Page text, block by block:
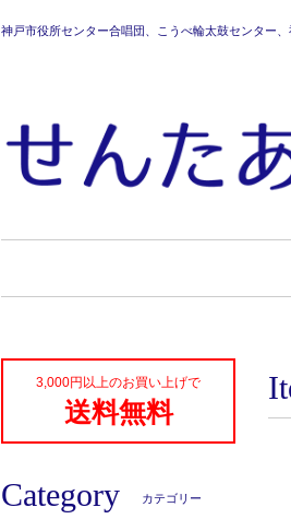
神戸市役所センター合唱団、こうべ輪太鼓センター
3,000円以上のお買い上げで
送料無料
Category カテゴリー